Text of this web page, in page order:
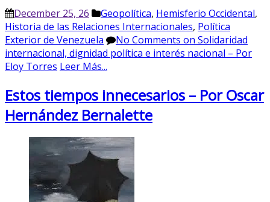
December 25, 26 Geopolítica, Hemisferio Occidental,
Historia de las Relaciones Internacionales, Política
Exterior de Venezuela
No Comments on Solidaridad
internacional, dignidad política e interés nacional – Por
Eloy Torres Leer Más...
Estos tiempos innecesarios – Por Oscar
Hernández Bernalette